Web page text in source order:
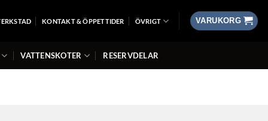
KONTAKT & ÖPPETTIDER ÖVRIGT VARUKORG
VATTENSKOTER RESERVDELAR